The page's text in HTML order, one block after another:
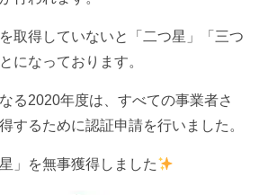
取得していないと「二つ星」「三つ
になっております。
る2020年度は、すべての事業者さ
するために認証申請を行いました。
」を無事獲得しました